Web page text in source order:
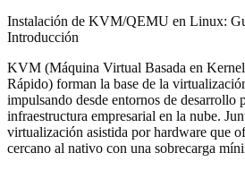
Instalación de KVM/QEMU en Linux:
Introducción
KVM (Máquina Virtual Basada en
Rápido) forman la base de la
impulsando desde entornos de desarrollo
infraestructura empresarial en la nube.
virtualización asistida por hardware que
cercano al nativo con una sobrecarga